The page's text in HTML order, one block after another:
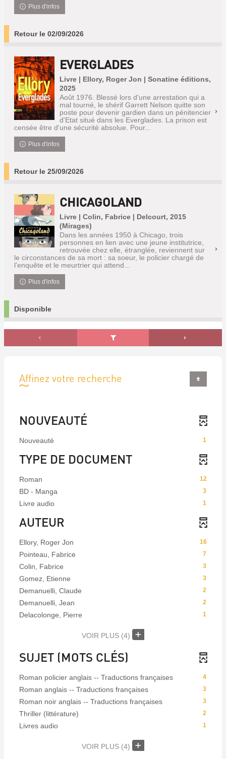
Plus d'infos
Retour le 02/09/2026
EVERGLADES
Livre | Ellory, Roger Jon | Sonatine éditions,
2025
Août 1976. Blessé lors d'une arrestation qui a
mal tourné, le shérif Garrett Nelson quitte son
poste pour devenir gardien dans un pénitencier
d'Etat situé dans les Everglades. La prison est
censée être d'une sécurité absolue. Pour...
Plus d'infos
Retour le 25/09/2026
CHICAGOLAND
Livre | Colin, Fabrice | Delcourt, 2015
(Mirages)
Dans les années 1950 à Chicago, trois
personnes en lien avec une jeune institutrice,
retrouvée chez elle, étranglée, reviennent sur
le circonstances de sa mort : sa soeur, le policier chargé de
l'enquête et le meurtrier qui attend...
Plus d'infos
Disponible
Affinez votre recherche
NOUVEAUTÉ
1
Nouveauté
TYPE DE DOCUMENT
12
Roman
3
BD - Manga
1
Livre audio
AUTEUR
16
Ellory, Roger Jon
7
Pointeau, Fabrice
3
Colin, Fabrice
3
Gomez, Etienne
2
Demanuelli, Claude
2
Demanuelli, Jean
1
Delacolonge, Pierre
VOIR PLUS (4)
SUJET (MOTS CLÉS)
4
Roman policier anglais -- Traductions françaises
3
Roman anglais -- Traductions françaises
3
Roman noir anglais -- Traductions françaises
2
Thriller (littérature)
1
Livres audio
VOIR PLUS (4)